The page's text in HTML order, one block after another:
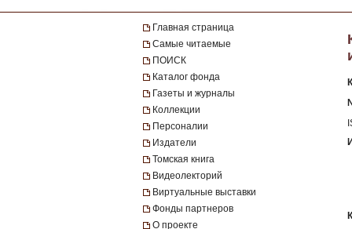
Главная страница
Самые читаемые
ПОИСК
Каталог фонда
Газеты и журналы
Коллекции
Персоналии
Издатели
Томская книга
Видеолекторий
Виртуальные выставки
Фонды партнеров
О проекте